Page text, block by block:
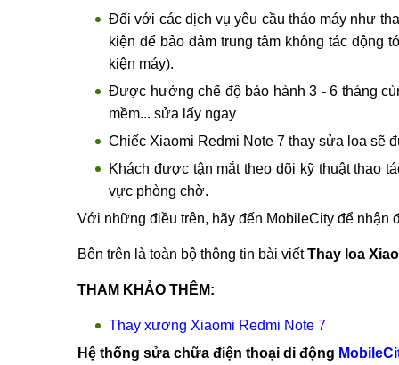
Đối với các dịch vụ yêu cầu tháo máy như
kiện để bảo đảm trung tâm không tác động
kiện máy).
Được hưởng chế độ bảo hành 3 - 6 tháng
mềm... sửa lấy ngay
Chiếc Xiaomi Redmi Note 7 thay sửa loa sẽ
Khách được tận mắt theo dõi kỹ thuật thao
vực phòng chờ.
Với những điều trên, hãy đến MobileCity để nhận
Bên trên là toàn bộ thông tin bài viếtThay loa
THAM KHẢO THÊM:
Thay xương Xiaomi Redmi Note 7
Hệ thống sửa chữa điện thoại di động